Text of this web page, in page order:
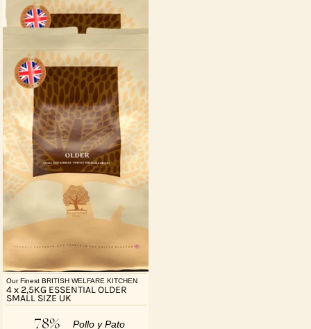
Our Finest BRITISH WELFARE KITCHEN
4 x 2,5KG ESSENTIAL OLDER
SMALL SIZE UK
78% Pollo y Pato